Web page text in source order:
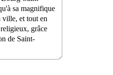
sa magnifique
et tout en
grâce
de Saint-